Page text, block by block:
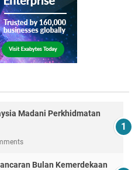
Madani Perkhidmatan
Bulan Kemerdekaan